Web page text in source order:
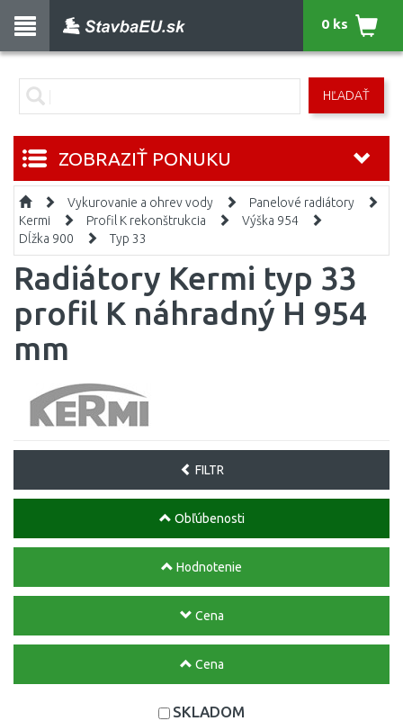
HĽADAŤ
0 ks
ZOBRAZIŤ PONUKU
Vykurovanie a ohrev vody
Panelové radiátory
Kermi
Profil K rekonštrukcia
Výška 954
Dĺžka 900
Typ 33
Radiátory Kermi typ 33
profil K náhradný H 954
mm
FILTR
Obľúbenosti
Hodnotenie
Cena
Cena
SKLADOM